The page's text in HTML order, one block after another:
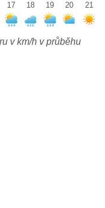
17
18
19
20
21
v km/h v průběhu